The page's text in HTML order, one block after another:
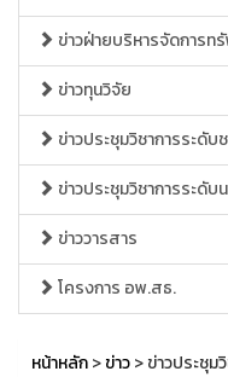
ข่าวฝ่ายบริหารจัดการ
ข่าวทุนวิจัย
ข่าวประชุมวิชาการระดับ
ข่าวประชุมวิชาการระดับ
ข่าววารสาร
โครงการ อพ.สธ.
หน้าหลัก>ข่าว> ข่าวประชุม